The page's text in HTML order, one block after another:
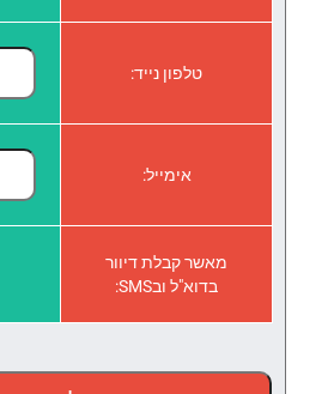
טלפון נייד:
אימייל:
מאשר קבלת דיוור
בדוא"ל ובSMS: